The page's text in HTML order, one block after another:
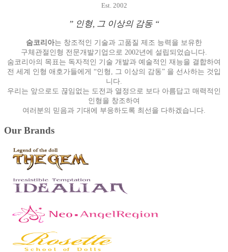
Est. 2002
” 인형, 그 이상의 감동 “
숨코리아는 창조적인 기술과 고품질 제조 능력을 보유한
구체관절인형 전문개발기업으로 2002년에 설립되었습니다.
숨코리아의 목표는 독자적인 기술 개발과 예술적인 재능을 결합하여
전 세계 인형 애호가들에게 “인형, 그 이상의 감동” 을 선사하는 것입
니다.
우리는 앞으로도 끊임없는 도전과 열정으로 보다 아름답고 매력적인
인형을 창조하여
여러분의 믿음과 기대에 부응하도록 최선을 다하겠습니다.
Our Brands